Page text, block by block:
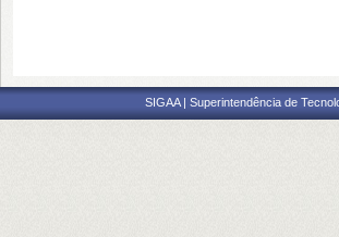
SIGAA | Superintendência de